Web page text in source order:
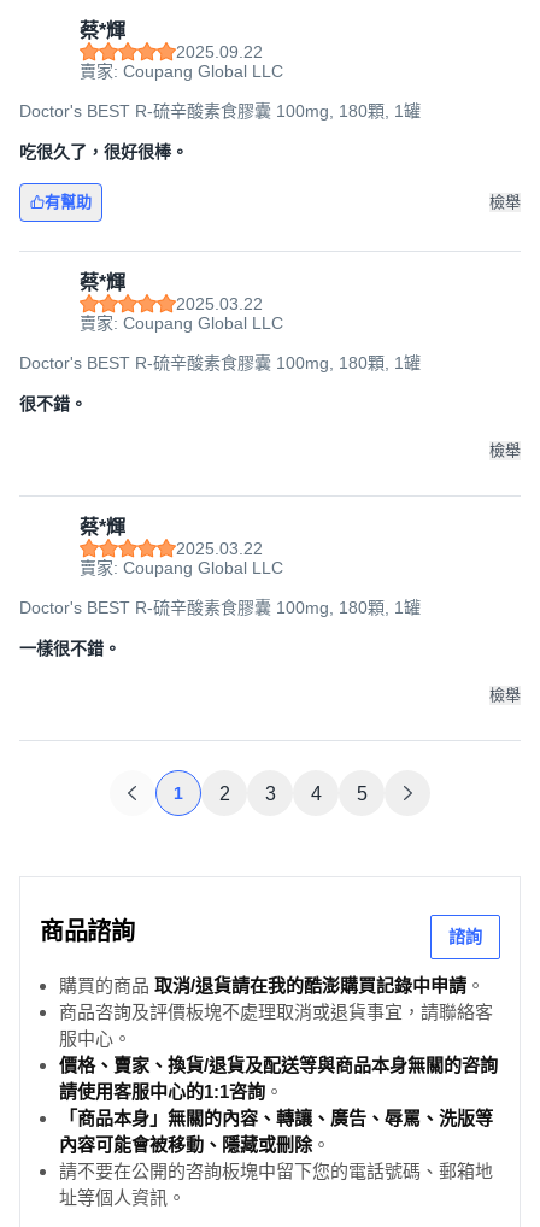
蔡*輝
2025.09.22
賣家: Coupang Global LLC
Doctor's BEST R-硫辛酸素食膠囊 100mg, 180顆, 1罐
吃很久了，很好很棒。
有幫助 檢舉
蔡*輝
2025.03.22
賣家: Coupang Global LLC
Doctor's BEST R-硫辛酸素食膠囊 100mg, 180顆, 1罐
很不錯。
檢舉
蔡*輝
2025.03.22
賣家: Coupang Global LLC
Doctor's BEST R-硫辛酸素食膠囊 100mg, 180顆, 1罐
一樣很不錯。
檢舉
1 2 3 4 5
商品諮詢 諮詢
購買的商品 取消/退貨請在我的酷澎購買記錄中申請 。
商品咨詢及評價板塊不處理取消或退貨事宜，請聯絡客
服中心。
價格、賣家、換貨/退貨及配送等與商品本身無關的咨詢
請使用客服中心的1:1咨詢 。
「商品本身」無關的內容、轉讓、廣告、辱罵、洗版等
內容可能會被移動、隱藏或刪除。
請不要在公開的咨詢板塊中留下您的電話號碼、郵箱地
址等個人資訊。